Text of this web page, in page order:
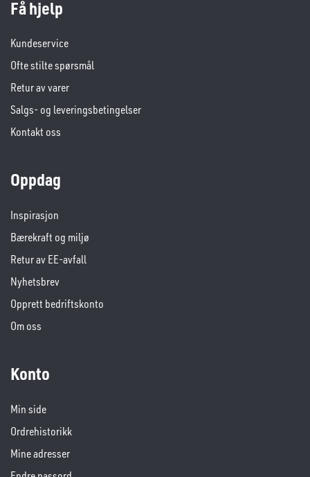
Få hjelp
Kundeservice
Ofte stilte spørsmål
Retur av varer
Salgs- og leveringsbetingelser
Kontakt oss
Oppdag
Inspirasjon
Bærekraft og miljø
Retur av EE-avfall
Nyhetsbrev
Opprett bedriftskonto
Om oss
Konto
Min side
Ordrehistorikk
Mine adresser